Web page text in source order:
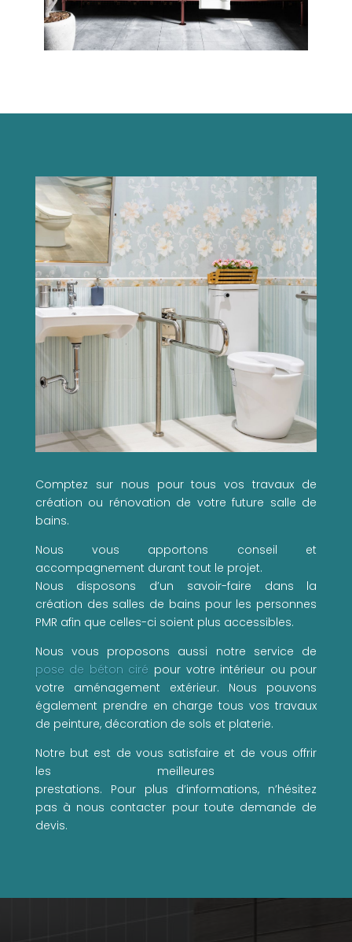
Comptez sur nous pour tous vos travaux de
création ou rénovation de votre future salle de
bains.
Nous vous apportons conseil et
accompagnement durant tout le projet.
Nous disposons d’un savoir-faire dans la
création des salles de bains pour les personnes
PMR afin que celles-ci soient plus accessibles.
Nous vous proposons aussi notre service de
pose de béton ciré pour votre intérieur ou pour
votre aménagement extérieur. Nous pouvons
également prendre en charge tous vos travaux
de peinture, décoration de sols et platerie.
Notre but est de vous satisfaire et de vous offrir
les meilleures
prestations. Pour plus d’informations, n’hésitez
pas à nous contacter pour toute demande de
devis.